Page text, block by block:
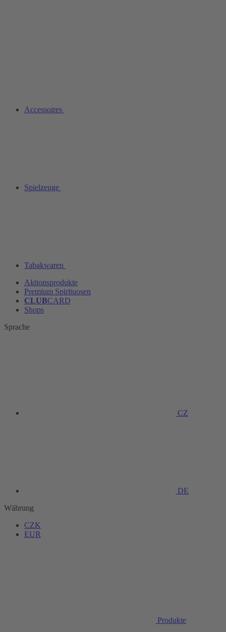
Accessoires
Spielzeuge
Tabakwaren
Aktionsprodukte
Premium Spirituosen
CLUBCARD
Shops
Sprache
CZ
DE
Währung
CZK
EUR
Produkte